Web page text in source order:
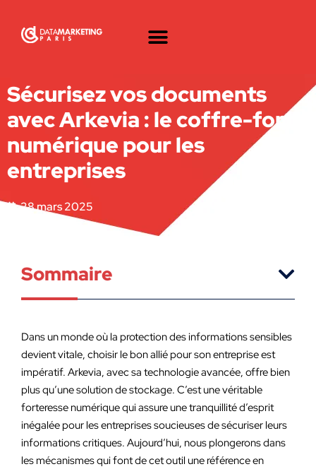
Sécurisez vos documents
avec Arkevia : le coffre-fort
numérique pour les
entreprises
28 mars 2025
Sommaire
Dans un monde où la protection des informations sensibles
devient vitale, choisir le bon allié pour son entreprise est
impératif. Arkevia, avec sa technologie avancée, offre bien
plus qu’une solution de stockage. C’est une véritable
forteresse numérique qui assure une tranquillité d’esprit
inégalée pour les entreprises soucieuses de sécuriser leurs
informations critiques. Aujourd’hui, nous plongerons dans
les mécanismes qui font de cet outil une référence en